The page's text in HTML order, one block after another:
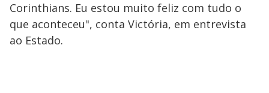
Corinthians. Eu estou muito feliz com tudo o
que aconteceu", conta Victória, em entrevista
ao Estado.